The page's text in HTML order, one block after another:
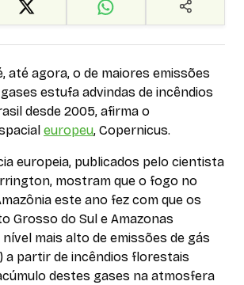
até agora, o de maiores emissões
estufa advindas de incêndios
desde 2005, afirma o
europeu, Copernicus.
europeia, publicados pelo cientista
mostram que o fogo no
este ano fez com que os
Grosso do Sul e Amazonas
mais alto de emissões de gás
a partir de incêndios florestais
destes gases na atmosfera